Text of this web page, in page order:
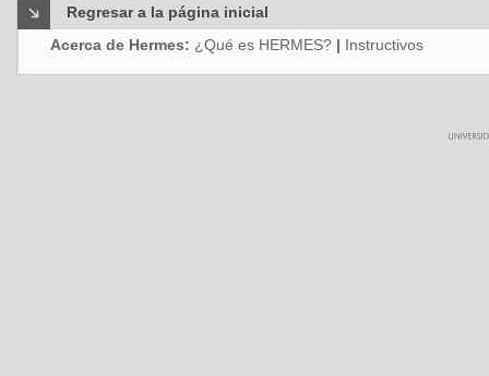
Regresar a la página inicial
Acerca de Hermes: ¿Qué es HERMES? | Instructivos